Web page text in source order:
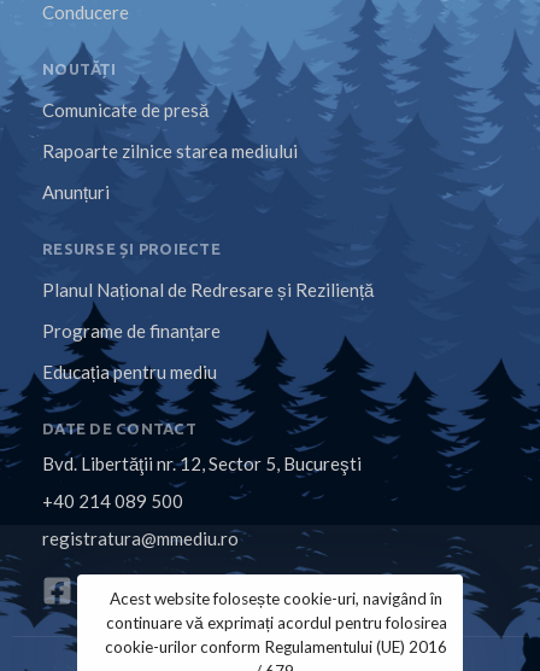
Conducere
NOUTĂȚI
Comunicate de presă
Rapoarte zilnice starea mediului
Anunțuri
RESURSE ȘI PROIECTE
Planul Național de Redresare și Reziliență
Programe de finanțare
Educația pentru mediu
DATE DE CONTACT
Bvd. Libertăţii nr. 12, Sector 5, Bucureşti
+40 214 089 500
registratura@mmediu.ro
Acest website folosește cookie-uri, navigând în
continuare vă exprimați acordul pentru folosirea
cookie-urilor conform Regulamentului (UE) 2016